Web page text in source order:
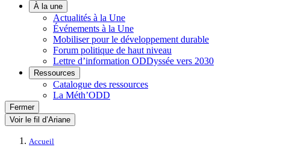
À la une
Actualités à la Une
Événements à la Une
Mobiliser pour le développement durable
Forum politique de haut niveau
Lettre d’information ODDyssée vers 2030
Ressources
Catalogue des ressources
La Méth’ODD
Fermer
Voir le fil d’Ariane
Accueil